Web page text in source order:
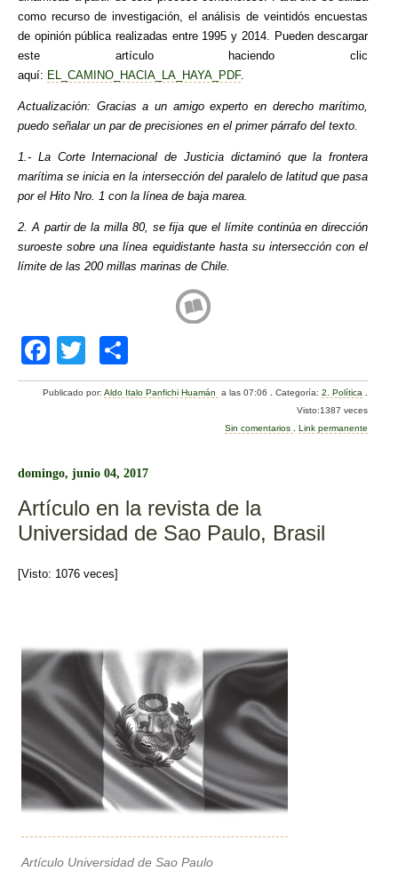
como recurso de investigación, el análisis de veintidós encuestas
de opinión pública realizadas entre 1995 y 2014. Pueden descargar
este artículo haciendo clic
aquí: EL_CAMINO_HACIA_LA_HAYA_PDF.
Actualización: Gracias a un amigo experto en derecho marítimo,
puedo señalar un par de precisiones en el primer párrafo del texto.
1.- La Corte Internacional de Justicia dictaminó que la frontera
marítima se inicia en la intersección del paralelo de latitud que pasa
por el Hito Nro. 1 con la línea de baja marea.
2. A partir de la milla 80, se fija que el límite continúa en dirección
suroeste sobre una línea equidistante hasta su intersección con el
límite de las 200 millas marinas de Chile.
F
a
b
o
o
k
wi
tt
o
m
ar
tir
Publicado por:Aldo Italo Panfichi Huamán a las 07:06 .Categoría:2. Política
Visto:1387 veces
Sin comentarios
Link permanente
domingo, junio 04, 2017
Artículo en la revista de la
Universidad de Sao Paulo, Brasil
[Visto: 1076 veces]
Artículo Universidad de Sao Paulo